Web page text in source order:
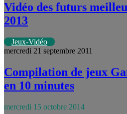
Vidéo des futurs
2013
Jeux-Vidéo
mercredi 21 septembre 2011
Compilation de jeux
en 10 minutes
mercredi 15 octobre 2014